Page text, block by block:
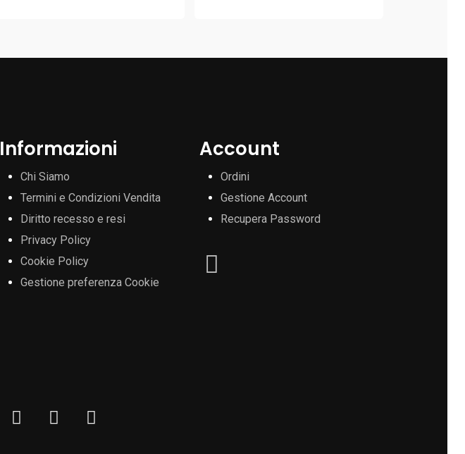
Informazioni
Chi Siamo
Termini e Condizioni Vendita
Diritto recesso e resi
Privacy Policy
Cookie Policy
Gestione preferenza Cookie
Account
Ordini
Gestione Account
Recupera Password